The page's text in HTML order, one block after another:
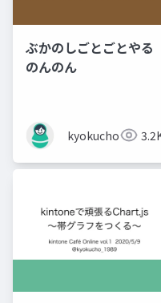
ぶかのしごとごとやる
のんのん
kyokucho1989